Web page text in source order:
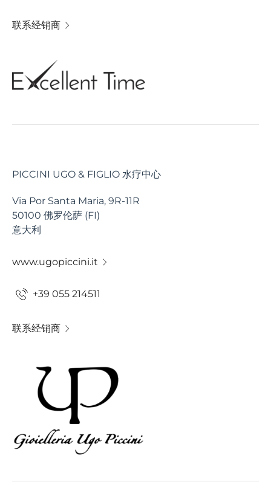
联系经销商
PICCINI UGO & FIGLIO 水疗中心
Via Por Santa Maria, 9R-11R
50100 佛罗伦萨 (FI)
意大利
www.ugopiccini.it
+39 055 214511
联系经销商